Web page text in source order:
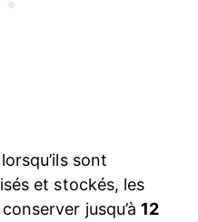
sont
et stockés, les
jusqu’à 12